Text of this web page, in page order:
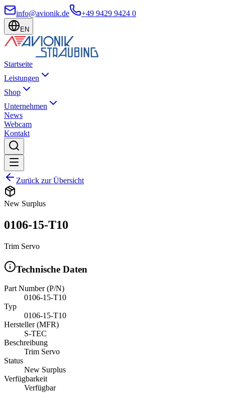
info@avionik.de +49 9429 9424 0
EN
Startseite
Leistungen
Shop
Unternehmen
News
Webcam
Kontakt
Zurück zur Übersicht
New Surplus
0106-15-T10
Trim Servo
Technische Daten
Part Number (P/N)
0106-15-T10
Typ
0106-15-T10
Hersteller (MFR)
S-TEC
Beschreibung
Trim Servo
Status
New Surplus
Verfügbarkeit
Verfügbar